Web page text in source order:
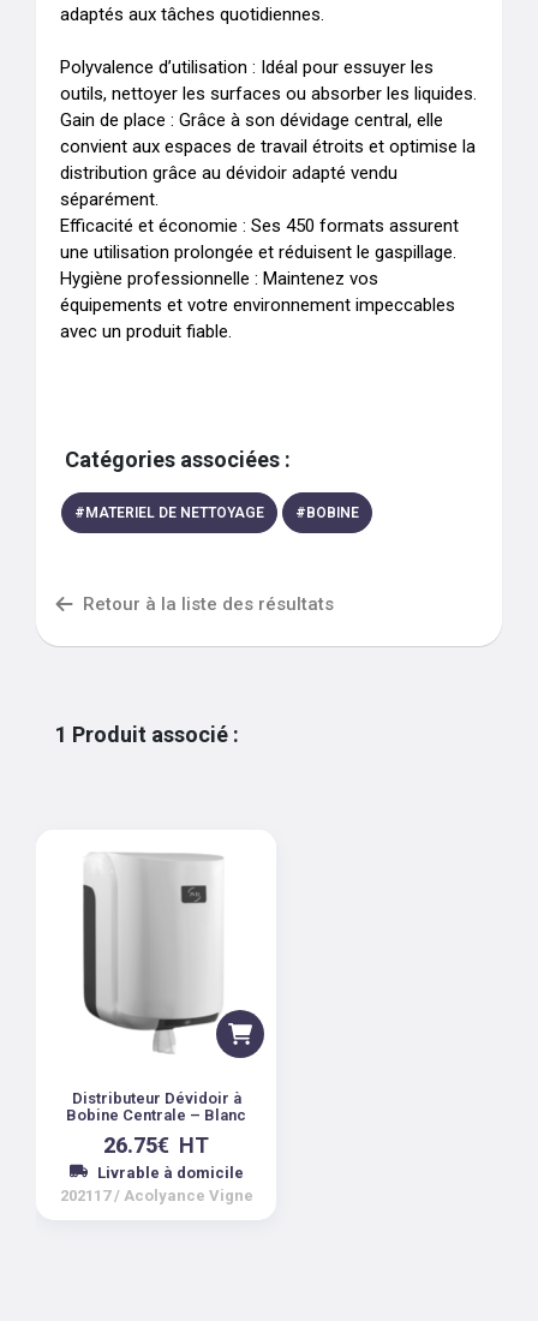
adaptés aux tâches quotidiennes.
Polyvalence d’utilisation : Idéal pour essuyer les
outils, nettoyer les surfaces ou absorber les liquides.
Gain de place : Grâce à son dévidage central, elle
convient aux espaces de travail étroits et optimise la
distribution grâce au dévidoir adapté vendu
séparément.
Efficacité et économie : Ses 450 formats assurent
une utilisation prolongée et réduisent le gaspillage.
Hygiène professionnelle : Maintenez vos
équipements et votre environnement impeccables
avec un produit fiable.
Catégories associées :
# MATERIEL DE NETTOYAGE # BOBINE
Retour à la liste des résultats
1 Produit associé :
Distributeur Dévidoir à
Bobine Centrale – Blanc
26.75€ HT
Livrable à domicile
202117 / Acolyance Vigne